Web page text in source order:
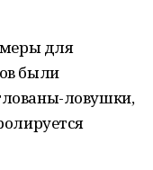
меры для
были
ловушки,